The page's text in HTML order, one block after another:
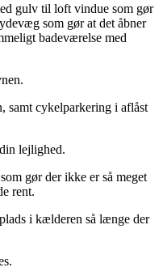
gulv til loft vindue som gør
som gør at det åbner
badeværelse med
samt cykelparkering i aflåst
lejlighed.
gør der ikke er så meget
rent.
i kælderen så længe der